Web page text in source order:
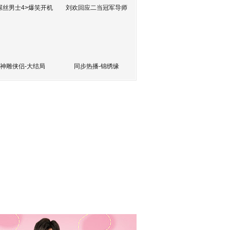
丝男士4>爆笑开机 刘欢回应二当冠军导师
神雕侠侣-大结局 同步热播-锦绣缘